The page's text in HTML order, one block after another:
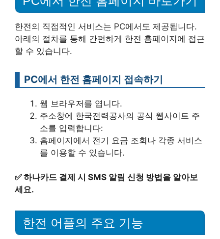
한전의 직접적인 서비스는 PC에서도 제공됩니다.
아래의 절차를 통해 간편하게 한전 홈페이지에 접근
할 수 있습니다.
PC에서 한전 홈페이지 접속하기
웹 브라우저를 엽니다.
주소창에 한국전력공사의 공식 웹사이트 주
소를 입력합니다:
홈페이지에서 전기 요금 조회나 각종 서비스
를 이용할 수 있습니다.
✅하나카드 결제 시 SMS 알림 신청 방법을 알아보
세요.
한전 어플의 주요 기능